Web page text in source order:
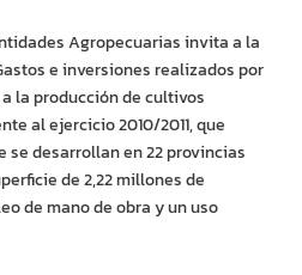
Agropecuarias invita a la
e inversiones realizados por
la producción de cultivos
al ejercicio 2010/2011, que
desarrollan en 22 provincias
de 2,22 millones de
de mano de obra y un uso